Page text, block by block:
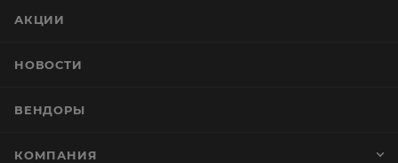
АКЦИИ
НОВОСТИ
ВЕНДОРЫ
КОМПАНИЯ